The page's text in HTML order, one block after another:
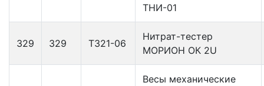
ТНИ-01
329 329 Т321-06
Нитрат-тестер
МОРИОН ОК 2U
Весы механические